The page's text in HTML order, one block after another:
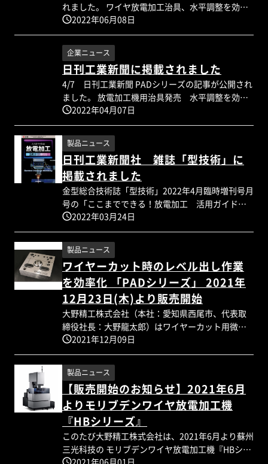
れました。 ワイヤ放電加工治具、水平調整を効率
化 下記より、電子版でもお読みいただけます。
https://www.nikkan.co.jp/articles/view/637038
製品情報がこちらからご覧いただけます。
https://www.ohnoseiko.biz/wirecutbase
2022年06月08日
日刊工業新聞に掲載されました
企業ニュース
4/7 日刊工業新聞 PADシリーズの記事が公開され
ました。 放電加工機用治具発売 水平調整を効率
化 下記より、電子版でもお読みいただけます。
https://www.nikkan.co.jp/articles/view/632919
2022年04月07日
日刊工業新聞社 雑誌「型技術」に
掲載されました
製品ニュース
金型総合技術誌「型技術」2022年4月臨時増刊号月
号の「ここまでできる！放電加工 活用ガイド
2022」にHBシリーズの記事が掲載されました。 ・
モリブデンワイヤ放電加工機「HBシリーズ」の販
売に至った経緯 ・HBシリーズの特徴 ・加工事例お
よび効果的な使用方法
2022年03月24日
ワイヤーカット時のレベル出し作業
を効率化 「PADシリーズ」 2021年
12月23日(木)より販売開始
製品ニュース
大野精工株式会社（本社：愛知県西尾市、代表取
締役社長：大野龍太郎）はワイヤーカット用微調
整機能付きレべリングベース「PADシリーズ」を
2021年12月23日(木)より販売を開始致します。 こ
れまでシムを噛ませて調整を行うことで時間の掛
かっていたワイヤーカットの前段取りに必要なレ
ベル出しをこれ一つで簡単解決することが出来ま
す。弊社のレベリングベースは調整部に精密なス
チールボールを使用（特許出願中）しており、容
易に3軸調整が行えるのと共に他社には無い高い耐
久性と高精度を誇ります。また設計・製作・組立
を自社工場で行うことでコストダウンを図ること
2021年12月09日
【販売開始のお知らせ】2021年6月
よりモリブデンワイヤ放電加工機
『HBシリーズ』
製品ニュース
このたび大野精工株式会社は、2021年6月より蘇州
三光科技の モリブデンワイヤ放電加工機『HBシリ
2021年06月01日